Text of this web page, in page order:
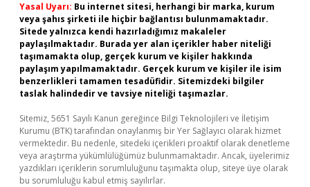
Yasal Uyarı: Bu internet sitesi, herhangi bir marka, kurum
veya şahıs şirketi ile hiçbir bağlantısı bulunmamaktadır.
Sitede yalnızca kendi hazırladığımız makaleler
paylaşılmaktadır. Burada yer alan içerikler haber niteliği
taşımamakta olup, gerçek kurum ve kişiler hakkında
paylaşım yapılmamaktadır. Gerçek kurum ve kişiler ile isim
benzerlikleri tamamen tesadüfidir. Sitemizdeki bilgiler
taslak halindedir ve tavsiye niteliği taşımazlar.
Sitemiz, 5651 Sayılı Kanun gereğince Bilgi Teknolojileri ve İletişim
Kurumu (BTK) tarafından onaylanmış bir Yer Sağlayıcı olarak hizmet
vermektedir. Bu nedenle, sitedeki içerikleri proaktif olarak denetleme
veya araştırma yükümlülüğümüz bulunmamaktadır. Ancak, üyelerimiz
yazdıkları içeriklerin sorumluluğunu taşımakta olup, siteye üye olarak
bu sorumluluğu kabul etmiş sayılırlar.